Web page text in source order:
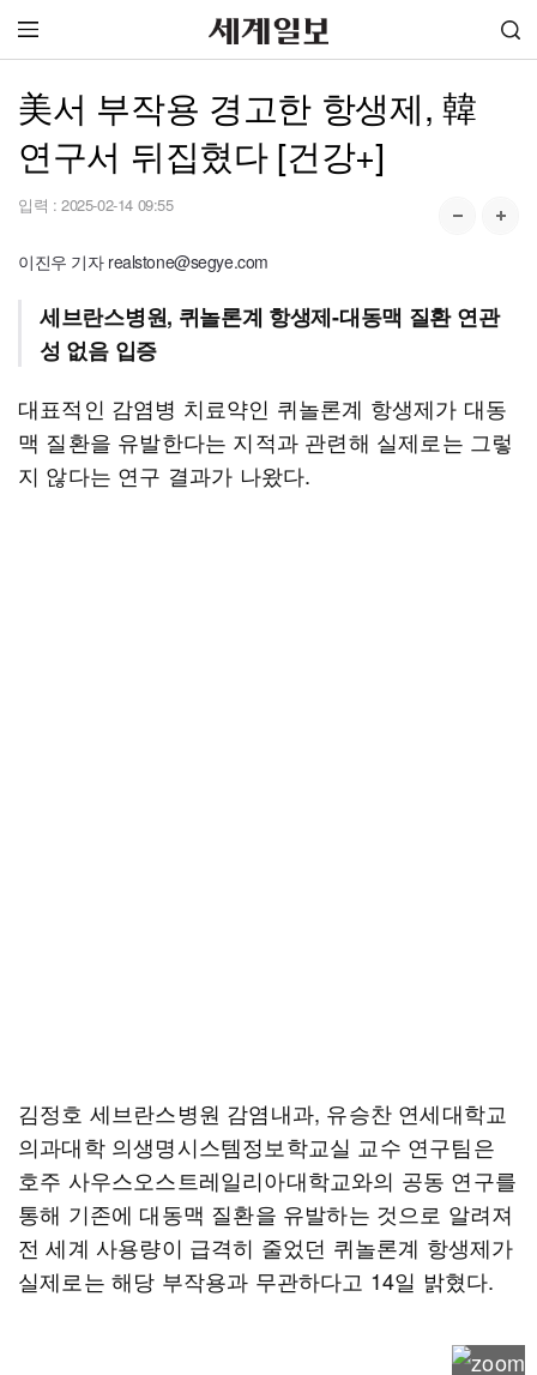
美서 부작용 경고한 항생제, 韓
연구서 뒤집혔다 [건강+]
입력 : 2025-02-14 09:55
이진우 기자 realstone@segye.com
세브란스병원, 퀴놀론계 항생제-대동맥 질환 연관
성 없음 입증
대표적인 감염병 치료약인 퀴놀론계 항생제가 대동
맥 질환을 유발한다는 지적과 관련해 실제로는 그렇
지 않다는 연구 결과가 나왔다.
김정호 세브란스병원 감염내과, 유승찬 연세대학교
의과대학 의생명시스템정보학교실 교수 연구팀은
호주 사우스오스트레일리아대학교와의 공동 연구를
통해 기존에 대동맥 질환을 유발하는 것으로 알려져
전 세계 사용량이 급격히 줄었던 퀴놀론계 항생제가
실제로는 해당 부작용과 무관하다고 14일 밝혔다.